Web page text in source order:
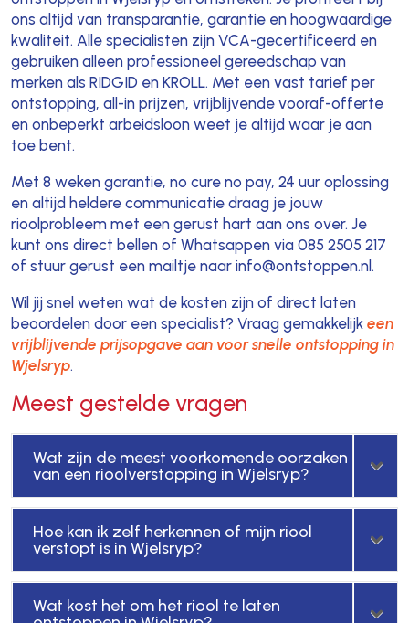
ons altijd van transparantie, garantie en hoogwaardige
kwaliteit. Alle specialisten zijn VCA-gecertificeerd en
gebruiken alleen professioneel gereedschap van
merken als RIDGID en KROLL. Met een vast tarief per
ontstopping, all-in prijzen, vrijblijvende vooraf-offerte
en onbeperkt arbeidsloon weet je altijd waar je aan
toe bent.
Met 8 weken garantie, no cure no pay, 24 uur oplossing
en altijd heldere communicatie draag je jouw
rioolprobleem met een gerust hart aan ons over. Je
kunt ons direct bellen of Whatsappen via 085 2505 217
of stuur gerust een mailtje naar info@ontstoppen.nl.
Wil jij snel weten wat de kosten zijn of direct laten
beoordelen door een specialist? Vraag gemakkelijk een
vrijblijvende prijsopgave aan voor snelle ontstopping in
Wjelsryp.
Meest gestelde vragen
Wat zijn de meest voorkomende oorzaken
van een rioolverstopping in Wjelsryp?
Hoe kan ik zelf herkennen of mijn riool
verstopt is in Wjelsryp?
Wat kost het om het riool te laten